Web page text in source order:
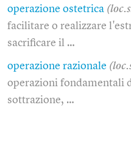
operazione ostetrica
facilitare o realizzare
sacrificare il …
operazione razionale
operazioni fondamentali
sottrazione, …